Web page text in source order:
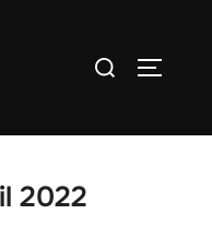
Suchen
2022